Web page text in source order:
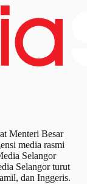
Menteri Besar
media rasmi
Selangor
Selangor turut
dan Inggeris.